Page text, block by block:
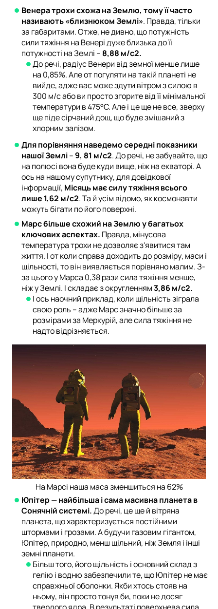
Венера трохи схожа на Землю, тому її часто
називають «близнюком Землі». Правда, тільки
за габаритами. Отже, не дивно, що потужність
сили тяжіння на Венері дуже близька до її
потужності на Землі – 8,88 м/с2.
До речі, радіус Венери від земної менше лише
на 0,85%. Але от погуляти на такій планеті не
вийде, адже вас може здути вітром з силою в
300 м/с або ви просто згорите від її мінімальної
температури в 475°C. Але і це ще не все, зверху
ще піде сірчаний дощ, що буде змішаний з
хлорним залізом.
Для порівняння наведемо середні показники
нашої Землі–9, 81 м/с2. До речі, не забувайте, що
на полюсі вона буде куди вище, ніж на екваторі. А
ось на нашому супутнику, для довідкової
інформації, Місяць має силу тяжіння всього
лише 1,62 м/с2. Та й усім відомо, як космонавти
можуть бігати по його поверхні.
Марс більше схожий на Землю у багатьох
ключових аспектах. Правда, мінусова
температура трохи не дозволяє з'явитися там
життя. І от коли справа доходить до розміру, маси і
щільності, то він виявляється порівняно малим. З-
за цього у Марса 0,38 рази сила тяжіння менше,
ніж у Землі. І складає з округленням3,86 м/с2.
І ось наочний приклад, коли щільність зіграла
свою роль – адже Марс значно більше за
розмірами за Меркурій, але сила тяжіння не
надто відрізняється.
На Марсі наша маса зменшиться на 62%
Юпітер — найбільша і сама масивна планета в
Сонячній системі.До речі, це ще й вітряна
планета, що характеризується постійними
штормами і грозами. А будучи газовим гігантом,
Юпітер, природно, менш щільний, ніж Земля і інші
земні планети.
Більш того, його щільність і основний склад з
гелію і водню забезпечили те, що Юпітер не має
справжньої оболонки. Якби хтось стояв на
ньому, він просто тонув би, поки не досяг